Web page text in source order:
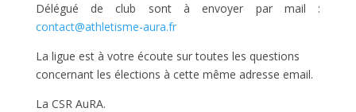
Délégué de club sont à envoyer par mail :
contact@athletisme-aura.fr
La ligue est à votre écoute sur toutes les questions
concernant les élections à cette même adresse email.
La CSR AuRA.